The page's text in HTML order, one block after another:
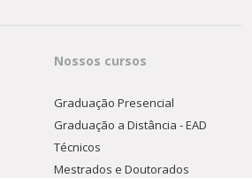
Nossos cursos
Graduação Presencial
Graduação a Distância - EAD
Técnicos
Mestrados e Doutorados